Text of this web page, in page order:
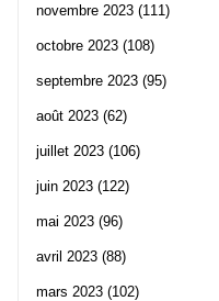
novembre 2023 (111)
octobre 2023 (108)
septembre 2023 (95)
août 2023 (62)
juillet 2023 (106)
juin 2023 (122)
mai 2023 (96)
avril 2023 (88)
mars 2023 (102)